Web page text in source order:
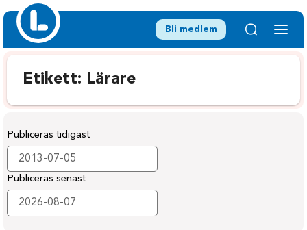
Bli medlem
Etikett: Lärare
Publiceras tidigast
Publiceras senast